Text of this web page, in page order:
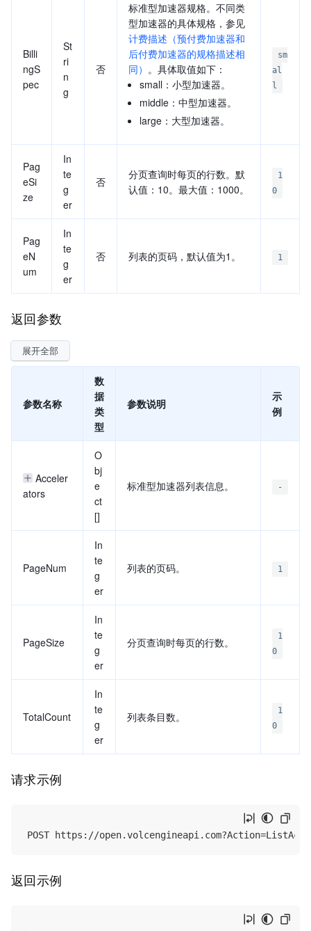
Billi
ngS
pec
St
ri
n
g
否
标准型加速器规格。不同类
型加速器的具体规格，参见
计费描述（预付费加速器和
后付费加速器的规格描述相
同） 。具体取值如下：
small：小型加速器。
middle：中型加速器。
large：大型加速器。
sm
al
l
Pag
eSi
ze
In
te
g
er
否
分页查询时每页的行数。默
认值：10。最大值：1000。
1
0
Pag
eN
um
In
te
g
er
否 列表的页码，默认值为1。 1
返回参数
展开全部
参数名称
数
据
类
型
参数说明
示
例
Acceler
ators
O
bj
e
ct
[]
标准型加速器列表信息。 -
PageNum
In
te
g
er
列表的页码。 1
PageSize
In
te
g
er
分页查询时每页的行数。
1
0
TotalCount
In
te
g
er
列表条目数。
1
0
请求示例
返回示例